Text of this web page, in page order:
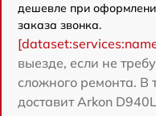
дешевле при
заказа звонка.
выезде, если не
сложного ремонта. В
доставит Arkon